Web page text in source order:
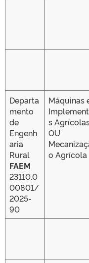
Departa
mento
de
Engenh
aria
Rural
FAEM
23110.0
00801/
2025-
90
Máquinas
s
OU
o Agrícola